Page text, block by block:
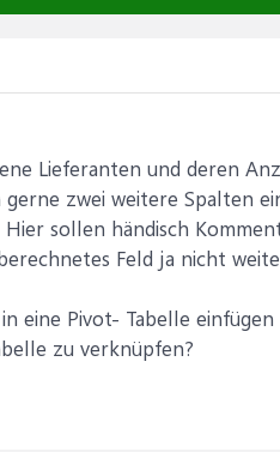
Lieferanten und deren
zwei weitere Spalten
sollen händisch
Feld ja nicht
eine Pivot- Tabelle
zu verknüpfen?